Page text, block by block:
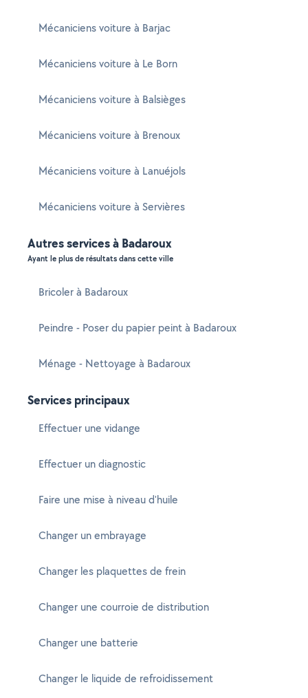
Mécaniciens voiture à Barjac
Mécaniciens voiture à Le Born
Mécaniciens voiture à Balsièges
Mécaniciens voiture à Brenoux
Mécaniciens voiture à Lanuéjols
Mécaniciens voiture à Servières
Autres services à Badaroux
Ayant le plus de résultats dans cette ville
Bricoler à Badaroux
Peindre - Poser du papier peint à Badaroux
Ménage - Nettoyage à Badaroux
Services principaux
Effectuer une vidange
Effectuer un diagnostic
Faire une mise à niveau d'huile
Changer un embrayage
Changer les plaquettes de frein
Changer une courroie de distribution
Changer une batterie
Changer le liquide de refroidissement